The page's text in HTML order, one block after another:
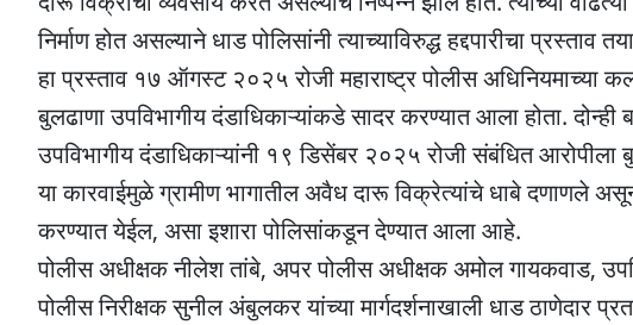
निर्माण होत असल्याने धाड पोलिसांनी त्याच्याविरुद्ध हद्दपारीचा प्रस्ताव
हा प्रस्ताव १७ ऑगस्ट २०२५ रोजी महाराष्ट्र पोलीस अधिनियमाच्या
बुलढाणा उपविभागीय दंडाधिकाऱ्यांकडे सादर करण्यात आला होता.
उपविभागीय दंडाधिकाऱ्यांनी १९ डिसेंबर २०२५ रोजी संबंधित आरोपीला
या कारवाईमुळे ग्रामीण भागातील अवैध दारू विक्रेत्यांचे धाबे दणाणले
करण्यात येईल, असा इशारा पोलिसांकडून देण्यात आला आहे.
पोलीस अधीक्षक नीलेश तांबे, अपर पोलीस अधीक्षक अमोल गायकवाड,
पोलीस निरीक्षक सुनील अंबुलकर यांच्या मार्गदर्शनाखाली धाड ठाणेदार